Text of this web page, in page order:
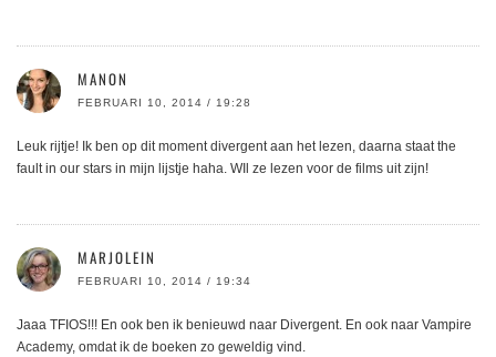
MANON
FEBRUARI 10, 2014 / 19:28
Leuk rijtje! Ik ben op dit moment divergent aan het lezen, daarna staat the
fault in our stars in mijn lijstje haha. WIl ze lezen voor de films uit zijn!
MARJOLEIN
FEBRUARI 10, 2014 / 19:34
Jaaa TFIOS!!! En ook ben ik benieuwd naar Divergent. En ook naar Vampire
Academy, omdat ik de boeken zo geweldig vind.